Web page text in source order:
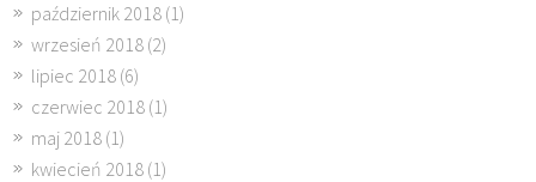
październik 2018 (1)
wrzesień 2018 (2)
lipiec 2018 (6)
czerwiec 2018 (1)
maj 2018 (1)
kwiecień 2018 (1)